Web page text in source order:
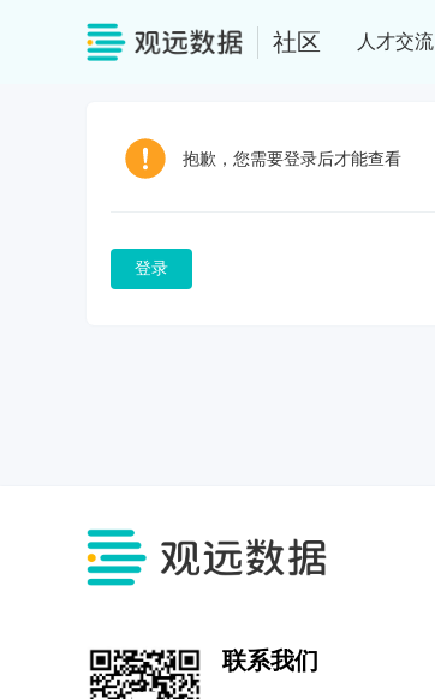
社区 人才交流
抱歉，您需要登录后才能查看
登录
联系我们